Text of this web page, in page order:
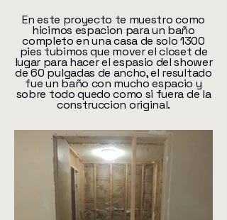
En este proyecto te muestro como
hicimos espacion para un baño
completo en una casa de solo 1300
pies tubimos que mover el closet de
lugar para hacer el espasio del shower
de 60 pulgadas de ancho, el resultado
fue un baño con mucho espacio y
sobre todo quedo como si fuera de la
construccion original.